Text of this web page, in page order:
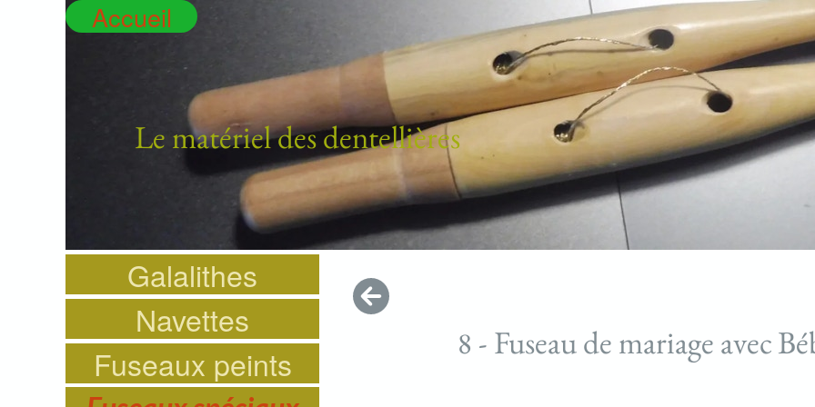
Accueil
Le matériel des dentellières
Galalithes
Navettes
Fuseaux peints
8 - Fuseau de mariage avec